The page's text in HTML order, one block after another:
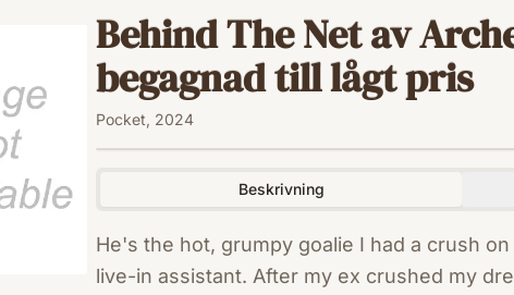
Behind The Net av
begagnad till lågt pris
Pocket, 2024
Beskrivning
He's the hot, grumpy goalie I had a crush
live-in assistant. After my ex crushed my dreams in the music industry, I'm